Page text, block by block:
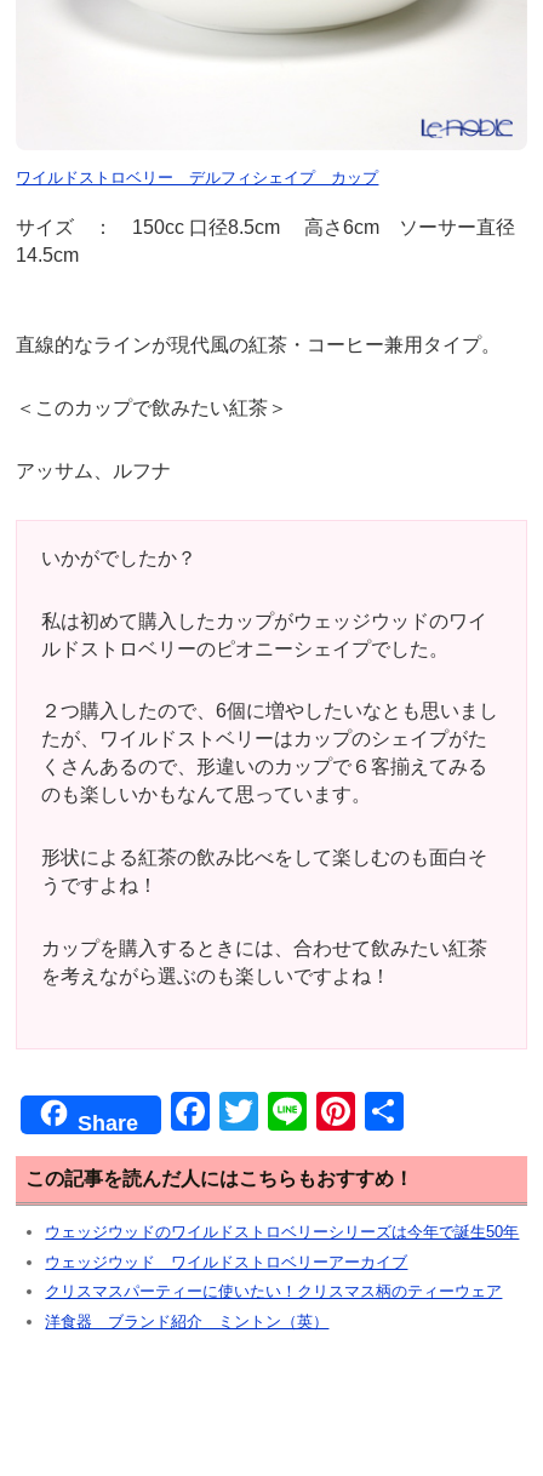
ワイルドストロベリー デルフィシェイプ カップ
サイズ ： 150cc 口径8.5cm 高さ6cm ソーサー直径
14.5cm
直線的なラインが現代風の紅茶・コーヒー兼用タイプ。
＜このカップで飲みたい紅茶＞
アッサム、ルフナ
いかがでしたか？
私は初めて購入したカップがウェッジウッドのワイ
ルドストロベリーのピオニーシェイプでした。
２つ購入したので、6個に増やしたいなとも思いまし
たが、ワイルドストベリーはカップのシェイプがた
くさんあるので、形違いのカップで６客揃えてみる
のも楽しいかもなんて思っています。
形状による紅茶の飲み比べをして楽しむのも面白そ
うですよね！
カップを購入するときには、合わせて飲みたい紅茶
を考えながら選ぶのも楽しいですよね！
Share
F
a
c
e
b
o
o
T
wi
tt
er
Li
n
e
Pi
nt
er
e
st
有
この記事を読んだ人にはこちらもおすすめ！
ウェッジウッドのワイルドストロベリーシリーズは今年で誕生50年
ウェッジウッド ワイルドストロベリーアーカイブ
クリスマスパーティーに使いたい！クリスマス柄のティーウェア
洋食器 ブランド紹介 ミントン（英）